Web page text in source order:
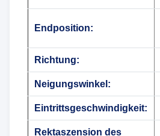
Endposition:
Richtung:
Neigungswinkel:
Eintrittsgeschwindigkeit:
Rektaszension des